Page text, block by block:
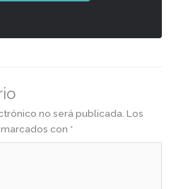
no será publicada. Los
con *